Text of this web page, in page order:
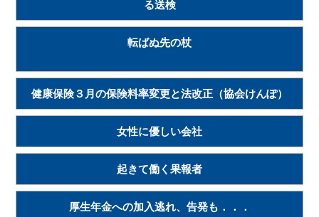
る送検
転ばぬ先の杖
健康保険３月の保険料率変更と法改正（協会けんぽ）
女性に優しい会社
起きて働く果報者
厚生年金への加入逃れ、告発も．．．